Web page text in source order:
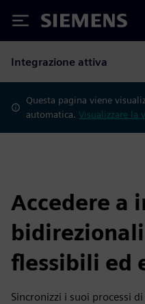
Siemens
Integrazione attiva
Questa pagina viene
automatica.Visualizzare la
Accedere a
flessibili ed
Sincronizzi i suoi processi